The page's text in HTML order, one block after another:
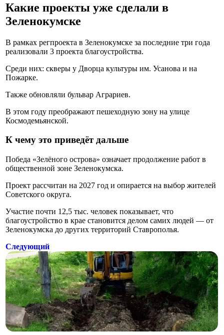
Какие проекты уже сделали в
Зеленокумске
В рамках регпроекта в Зеленокумске за последние три года
реализовали 3 проекта благоустройства.
Среди них: скверы у Дворца культуры им. Усанова и на
Пожарке.
Также обновляли бульвар Аграриев.
В этом году преображают пешеходную зону на улице
Космодемьянской.
К чему это приведёт дальше
Победа «Зелёного острова» означает продолжение работ в
общественной зоне Зеленокумска.
Проект рассчитан на 2027 год и опирается на выбор жителей
Советского округа.
Участие почти 12,5 тыс. человек показывает, что
благоустройство в крае становится делом самих людей — от
Зеленокумска до других территорий Ставрополья.
Следующий